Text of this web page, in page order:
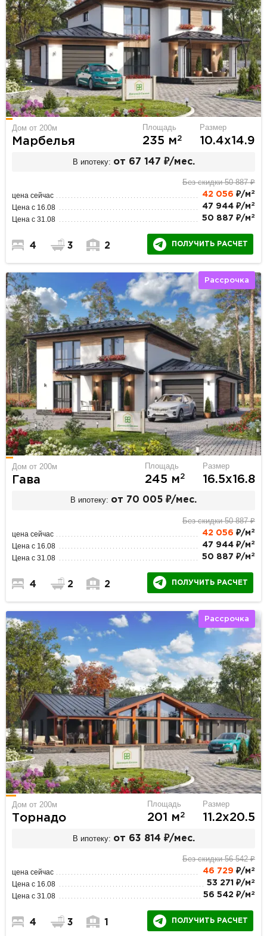
Дом от 200м
Марбелья
Площадь
235 м2
Размер
10.4х14.9
В ипотеку: от 67 147 ₽/мес.
Без скидки 50 887 ₽
цена сейчас 42 056 ₽/м 2
Цена с 16.08 47 944 ₽/м 2
Цена с 31.08 50 887 ₽/м 2
4 3 2 ПОЛУЧИТЬ РАСЧЕТ
Рассрочка
Дом от 200м
Гава
Площадь
245 м2
Размер
16.5х16.8
В ипотеку: от 70 005 ₽/мес.
Без скидки 50 887 ₽
цена сейчас 42 056 ₽/м 2
Цена с 16.08 47 944 ₽/м 2
Цена с 31.08 50 887 ₽/м 2
4 2 2 ПОЛУЧИТЬ РАСЧЕТ
Рассрочка
Дом от 200м
Торнадо
Площадь
201 м2
Размер
11.2х20.5
В ипотеку: от 63 814 ₽/мес.
Без скидки 56 542 ₽
цена сейчас 46 729 ₽/м 2
Цена с 16.08 53 271 ₽/м 2
Цена с 31.08 56 542 ₽/м 2
4 3 1 ПОЛУЧИТЬ РАСЧЕТ